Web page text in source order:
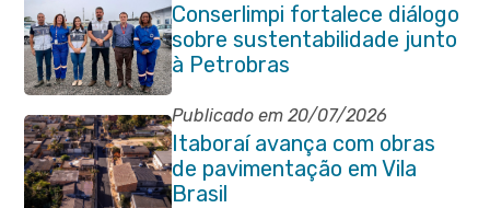
Conserlimpi fortalece diálogo
sobre sustentabilidade junto
à Petrobras
Publicado em 20/07/2026
Itaboraí avança com obras
de pavimentação em Vila
Brasil